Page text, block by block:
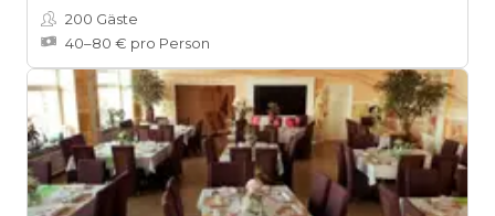
200 Gäste
40–80 € pro Person